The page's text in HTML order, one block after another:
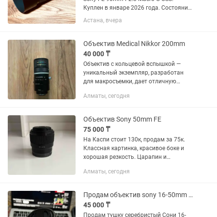
Куплен в январе 2026 года. Состояние
практически нового, без царапин и
потертостей. Полный комплект:
задняя крышки. Использовался...
Астана, вчера
Объектив Medical Nikkor 200mm
40 000 ₸
Объектив с кольцевой вспышкой —
уникальный экземпляр, разработан
для макросъемки, дает отличную
отрабатывает, механика и элементы
Алматы, сегодня
Объектив Sony 50mm FE
75 000 ₸
На Каспи стоит 130к, продам за 75к.
Классная картинка, красивое боке и
хорошая резкость. Царапин и
лс.
Алматы, сегодня
Продам объектив sony 16-50mm 3.5-5.6f
45 000 ₸
Продам тушку серебристый Сони 16-